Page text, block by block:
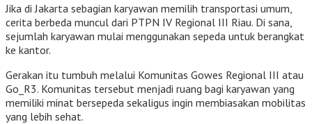
Jika di Jakarta sebagian karyawan memilih transportasi umum,
cerita berbeda muncul dari PTPN IV Regional III Riau. Di sana,
sejumlah karyawan mulai menggunakan sepeda untuk berangkat
ke kantor.
Gerakan itu tumbuh melalui Komunitas Gowes Regional III atau
Go_R3. Komunitas tersebut menjadi ruang bagi karyawan yang
memiliki minat bersepeda sekaligus ingin membiasakan mobilitas
yang lebih sehat.